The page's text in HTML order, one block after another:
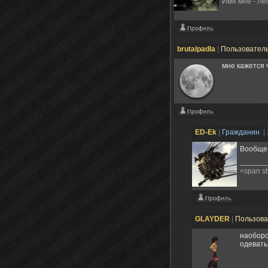
brutalpadla
мне кажется
ED-Ek Гражданин
<span
GLAYDER